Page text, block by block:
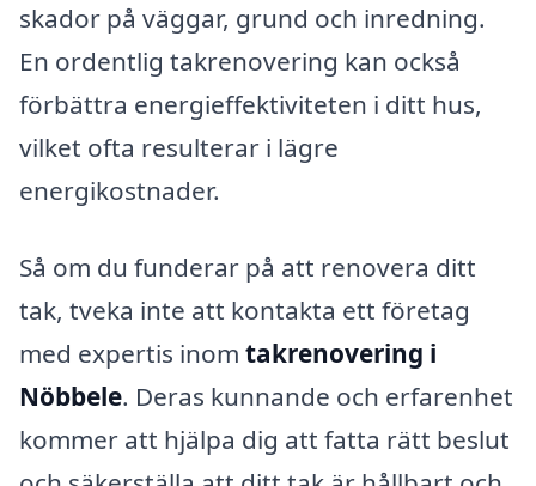
skador på väggar, grund och inredning.
En ordentlig takrenovering kan också
förbättra energieffektiviteten i ditt hus,
vilket ofta resulterar i lägre
energikostnader.
Så om du funderar på att renovera ditt
tak, tveka inte att kontakta ett företag
med expertis inom takrenovering i
Nöbbele. Deras kunnande och erfarenhet
kommer att hjälpa dig att fatta rätt beslut